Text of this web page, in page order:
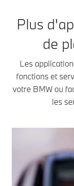
Plus
de
Les
fonctions et
votre BMW ou
les